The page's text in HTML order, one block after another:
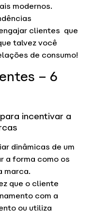
modernos.
clientes que
talvez você
de consumo!
– 6
incentivar a
dinâmicas de um
a forma como os
marca.
que o cliente
com a
ou utiliza